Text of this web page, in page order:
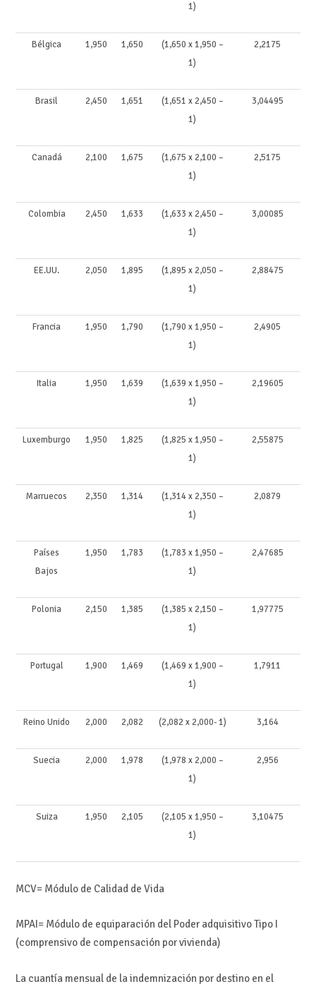
1)
Bélgica 1,950 1,650
(1,650 x 1,950 –
1)
2,2175
Brasil 2,450 1,651
(1,651 x 2,450 –
1)
3,04495
Canadá 2,100 1,675
(1,675 x 2,100 –
1)
2,5175
Colombia 2,450 1,633
(1,633 x 2,450 –
1)
3,00085
EE.UU. 2,050 1,895
(1,895 x 2,050 –
1)
2,88475
Francia 1,950 1,790
(1,790 x 1,950 –
1)
2,4905
Italia 1,950 1,639
(1,639 x 1,950 –
1)
2,19605
Luxemburgo 1,950 1,825
(1,825 x 1,950 –
1)
2,55875
Marruecos 2,350 1,314
(1,314 x 2,350 –
1)
2,0879
Países
Bajos
1,950 1,783
(1,783 x 1,950 –
1)
2,47685
Polonia 2,150 1,385
(1,385 x 2,150 –
1)
1,97775
Portugal 1,900 1,469
(1,469 x 1,900 –
1)
1,7911
Reino Unido 2,000 2,082 (2,082 x 2,000- 1) 3,164
Suecia 2,000 1,978
(1,978 x 2,000 –
1)
2,956
Suiza 1,950 2,105
(2,105 x 1,950 –
1)
3,10475
MCV= Módulo de Calidad de Vida
MPAI= Módulo de equiparación del Poder adquisitivo Tipo I
(comprensivo de compensación por vivienda)
La cuantía mensual de la indemnización por destino en el